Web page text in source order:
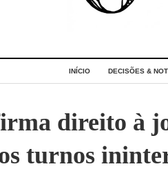
INÍCIO DECISÕES &
direito à
turnos